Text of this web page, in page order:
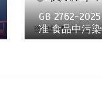
GB 2762-
准 食品中污